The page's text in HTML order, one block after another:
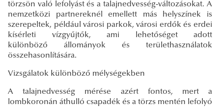
törzsön való lefolyást és a talajnedvesség-változásokat. A
nemzetközi partnereknél emellett más helyszínek is
szerepeltek, például városi parkok, városi erdők és erdei
kísérleti vízgyűjtők, ami lehetőséget adott
különböző állományok és területhasználatok
összehasonlítására.
Vizsgálatok különböző mélységekben
A talajnedvesség mérése azért fontos, mert a
lombkoronán áthulló csapadék és a törzs mentén lefolyó